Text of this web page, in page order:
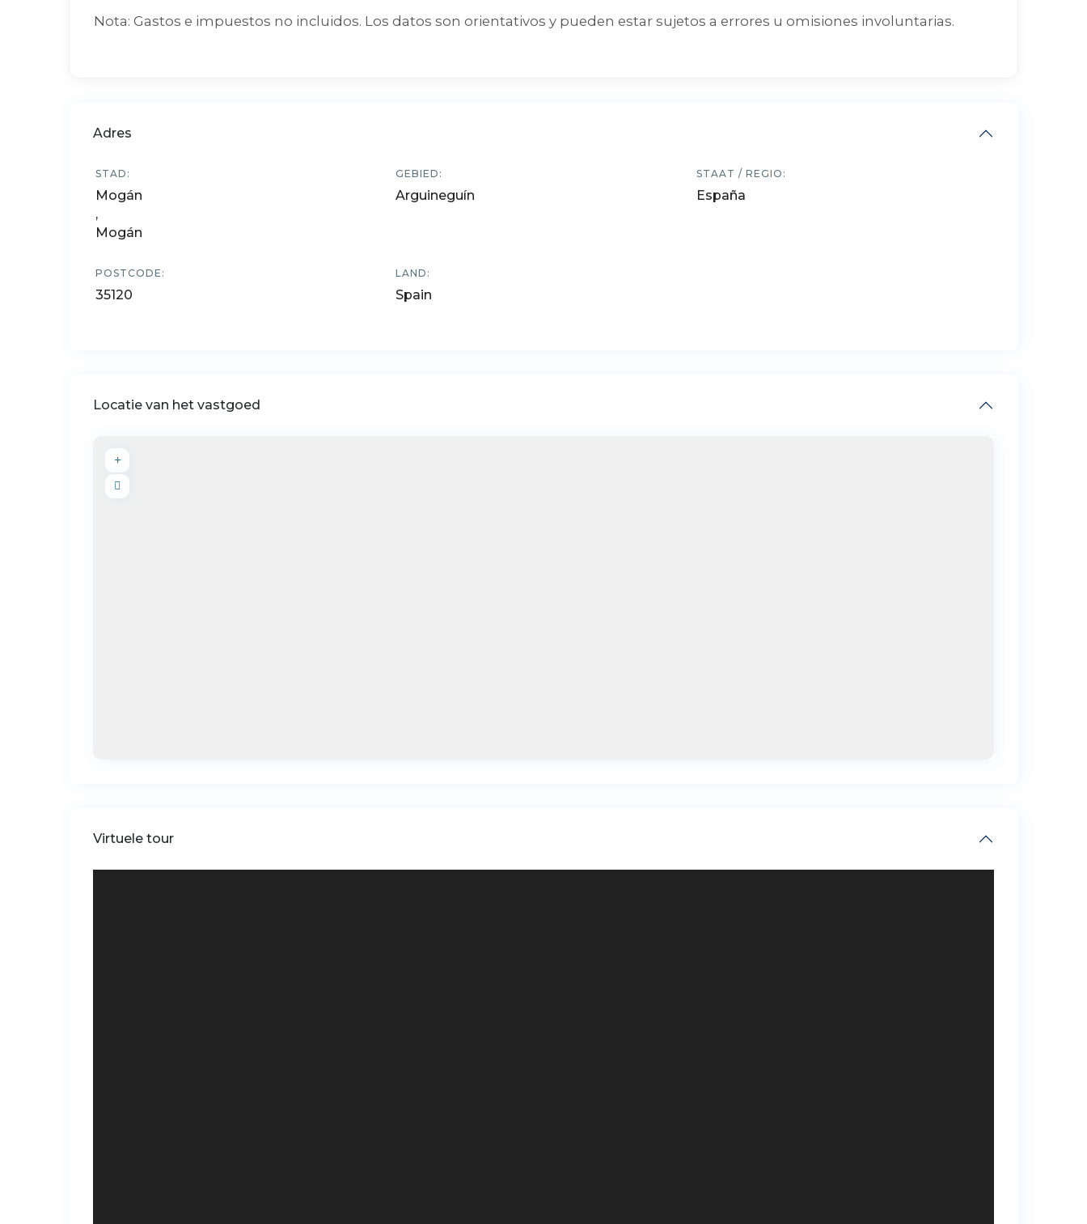
Nota: Gastos e impuestos no incluidos. Los datos son orientativos y pueden estar sujetos a errores u omisiones involuntarias.
Adres
STAD:
Mogán
,
Mogán
GEBIED:
Arguineguín
STAAT / REGIO:
España
POSTCODE:
35120
LAND:
Spain
Locatie van het vastgoed
Virtuele tour